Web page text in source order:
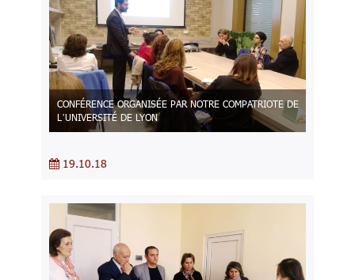
CONFÉRENCE ORGANISÉE PAR NOTRE COMPATRIOTE DE
L’UNIVERSITÉ DE LYON
19.10.18